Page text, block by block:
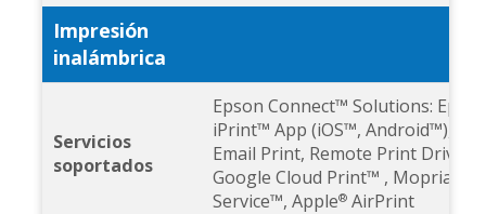
Impresión
inalámbrica
Servicios
soportados
Epson Connect™ Solutions:
iPrint™ App (iOS™, Android™),
Email Print, Remote Print Driver,
Google Cloud Print™ , Mopria
Service™, Apple®AirPrint